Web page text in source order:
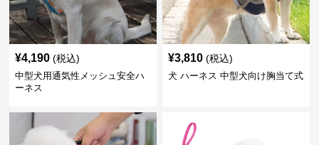
¥4,190 (税込)
中型犬用通気性メッシュ安全ハ
ーネス
¥3,810 (税込)
犬 ハーネス 中型犬向け胸当て式